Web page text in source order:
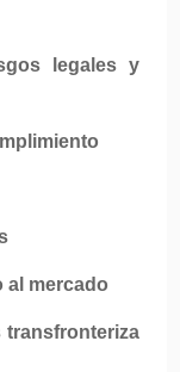
legales y
al mercado
transfronteriza